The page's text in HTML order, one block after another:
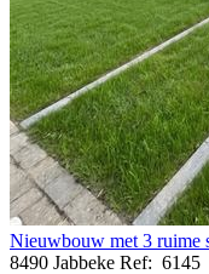
Nieuwbouw met 3 ruime
8490 Jabbeke Ref: 6145